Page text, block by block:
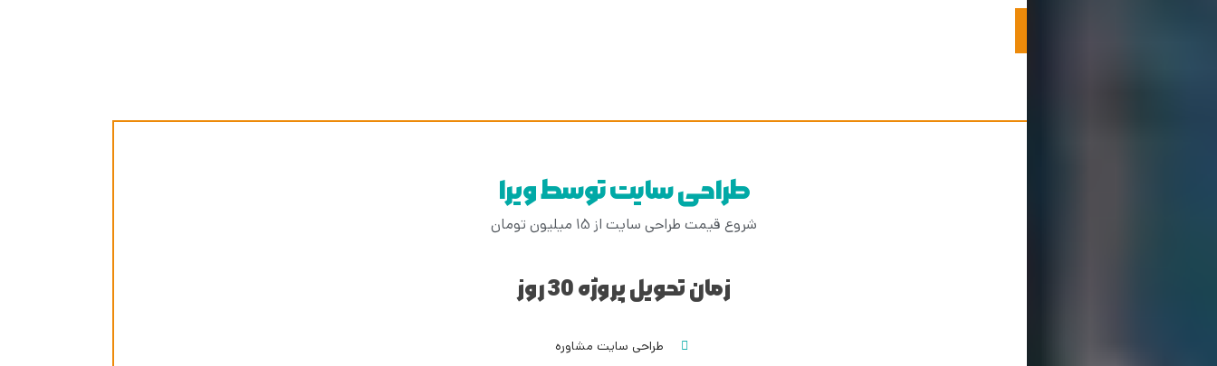
طراحی سایت توسط ویرا
شروع قیمت طراحی سایت از 15 میلیون تومان
زمان تحویل پروژه 30 روز
طراحی سایت مشاوره